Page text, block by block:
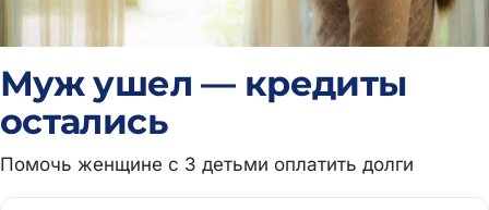
Муж ушел — кредиты
остались
Помочь женщине с 3 детьми оплатить долги